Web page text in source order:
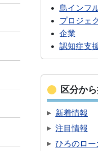
鳥インフ
プロジェ
企業
認知症支
区分か
新着情報
注目情報
ひろのロー